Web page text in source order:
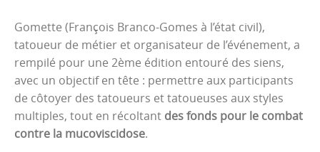
Gomette (François Branco-Gomes à l’état civil),
tatoueur de métier et organisateur de l’événement, a
rempilé pour une 2ème édition entouré des siens,
avec un objectif en tête : permettre aux participants
de côtoyer des tatoueurs et tatoueuses aux styles
multiples, tout en récoltant des fonds pour le combat
contre la mucoviscidose.